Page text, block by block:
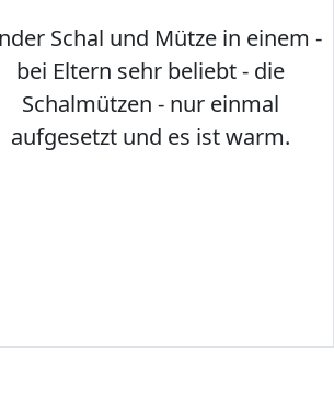
Schal und Mütze in einem -
bei Eltern sehr beliebt - die
Schalmützen - nur einmal
aufgesetzt und es ist warm.